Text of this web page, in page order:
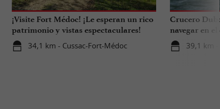
¡Visite Fort Médoc! ¡Le esperan un rico
patrimonio y vistas espectaculares!
34,1 km - Cussac-Fort-Médoc
Crucero
navegar en
Arcachon.
39,1 km